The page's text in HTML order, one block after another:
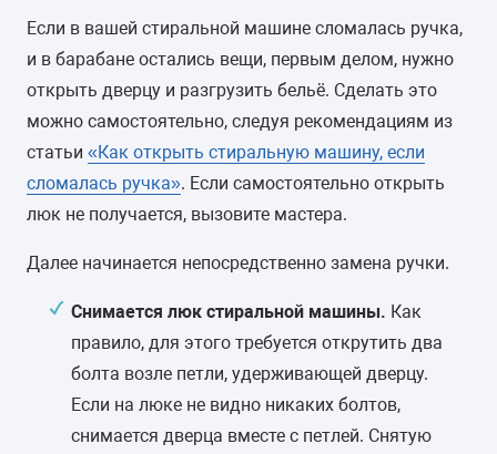
Если в вашей стиральной машине сломалась ручка,
и в барабане остались вещи, первым делом, нужно
открыть дверцу и разгрузить бельё. Сделать это
можно самостоятельно, следуя рекомендациям из
статьи «Как открыть стиральную машину, если
сломалась ручка». Если самостоятельно открыть
люк не получается, вызовите мастера.
Далее начинается непосредственно замена ручки.
Снимается люк стиральной машины. Как
правило, для этого требуется открутить два
болта возле петли, удерживающей дверцу.
Если на люке не видно никаких болтов,
снимается дверца вместе с петлей. Снятую